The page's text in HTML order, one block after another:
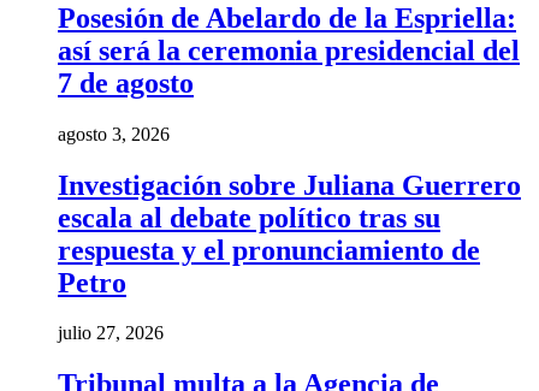
Posesión de Abelardo de la Espriella:
así será la ceremonia presidencial del
7 de agosto
agosto 3, 2026
Investigación sobre Juliana Guerrero
escala al debate político tras su
respuesta y el pronunciamiento de
Petro
julio 27, 2026
Tribunal multa a la Agencia de